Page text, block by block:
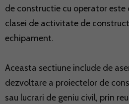
de constructie cu operator
clasei de activitate de
echipament.
Aceasta sectiune include de
dezvoltare a proiectelor de
sau lucrari de geniu civil, prin